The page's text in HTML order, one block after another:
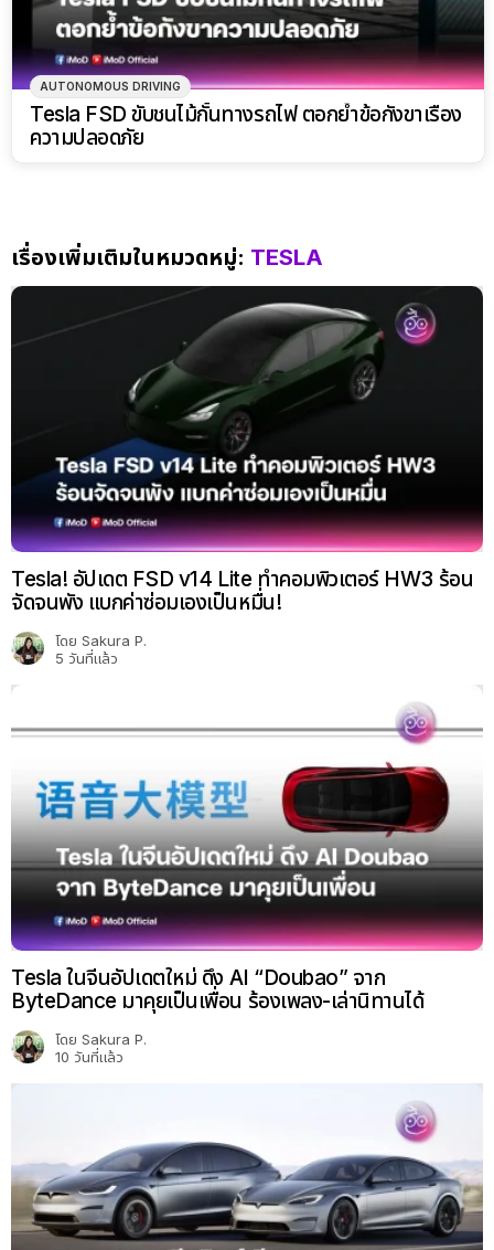
AUTONOMOUS DRIVING
Tesla FSD ขับชนไม้กั้นทางรถไฟ ตอกย้ำข้อกังขาเรื่อง
ความปลอดภัย
เรื่องเพิ่มเติมในหมวดหมู่: TESLA
Tesla! อัปเดต FSD v14 Lite ทำคอมพิวเตอร์ HW3 ร้อน
จัดจนพัง แบกค่าซ่อมเองเป็นหมื่น!
โดย Sakura P.
5 วันที่แล้ว
Tesla ในจีนอัปเดตใหม่ ดึง AI “Doubao” จาก
ByteDance มาคุยเป็นเพื่อน ร้องเพลง-เล่านิทานได้
โดย Sakura P.
10 วันที่แล้ว